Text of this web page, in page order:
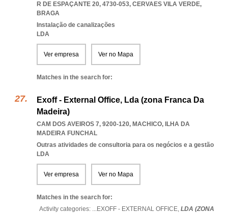
R DE ESPAÇANTE 20, 4730-053, CERVAES VILA VERDE,
BRAGA
Instalação de canalizações
LDA
Ver empresa Ver no Mapa
Matches in the search for:
Exoff - External Office, Lda (zona Franca Da
Madeira)
CAM DOS AVEIROS 7, 9200-120, MACHICO, ILHA DA
MADEIRA FUNCHAL
Outras atividades de consultoria para os negócios e a gestão
LDA
Ver empresa Ver no Mapa
Matches in the search for:
Activity categories: ...EXOFF - EXTERNAL OFFICE, LDA (ZONA